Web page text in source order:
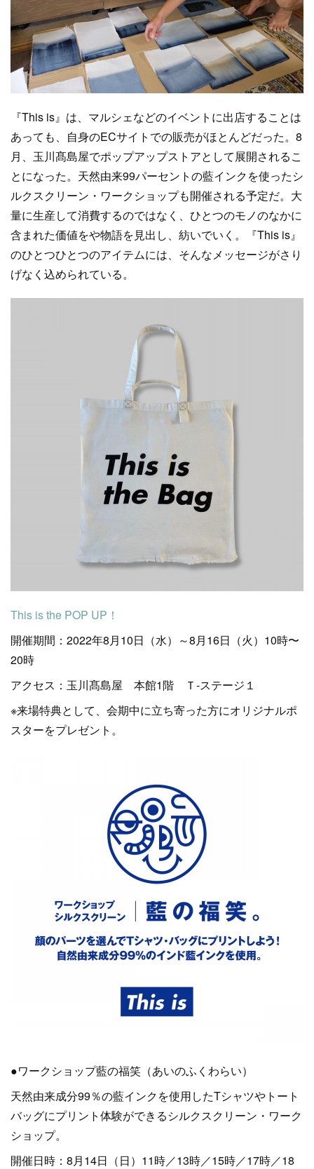
『This is』は、マルシェなどのイベントに出店することは
あっても、自身のECサイトでの販売がほとんどだった。8
月、玉川髙島屋でポップアップストアとして展開されるこ
とになった。天然由来99パーセントの藍インクを使ったシ
ルクスクリーン・ワークショップも開催される予定だ。大
量に生産して消費するのではなく、ひとつのモノのなかに
含まれた価値をや物語を見出し、紡いでいく。『This is』
のひとつひとつのアイテムには、そんなメッセージがさり
げなく込められている。
This is the POP UP！
開催期間：2022年8月10日（水）～8月16日（火）10時〜
20時
アクセス：玉川髙島屋 本館1階 Ｔ-ステージ１
※来場特典として、会期中に立ち寄った方にオリジナルポ
スターをプレゼント。
●ワークショップ藍の福笑（あいのふくわらい）
天然由来成分99％の藍インクを使用したTシャツやトート
バッグにプリント体験ができるシルクスクリーン・ワーク
ショップ。
開催日時：8月14日（日）11時／13時／15時／17時／18